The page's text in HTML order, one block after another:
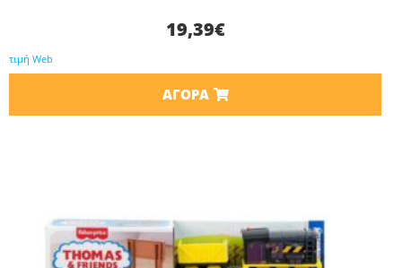
19,39€
τιμή Web
ΑΓΟΡΆ